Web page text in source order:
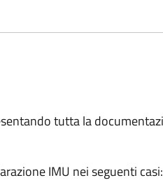
tutta la
IMU nei seguenti casi: